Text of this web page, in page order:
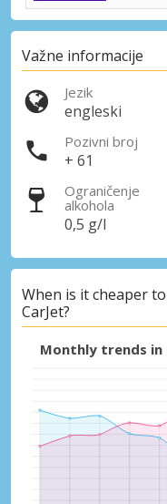
Važne informacije
Jezik
engleski
Pozivni broj
+ 61
Ograničenje
alkohola
0,5 g/l
When is it cheaper
CarJet?
Monthly trends in